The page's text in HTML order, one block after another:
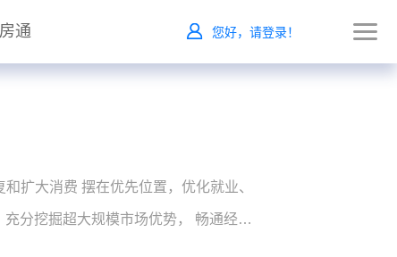
通 您好，请登录！
扩大消费 摆在优先位置，优化就业、
分挖掘超大规模市场优势， 畅通经济